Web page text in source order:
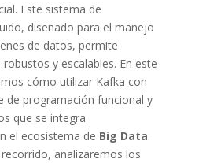
Este sistema de
diseñado para el manejo
de datos, permite
y escalables. En este
cómo utilizar Kafka con
de programación funcional y
que se integra
el ecosistema de Big Data.
analizaremos los